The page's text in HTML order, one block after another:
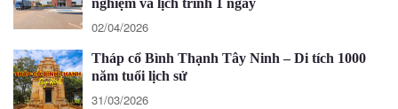
nghiệm và lịch trình 1 ngày
02/04/2026
Tháp cổ Bình Thạnh Tây Ninh – Di tích 1000
năm tuổi lịch sử
31/03/2026